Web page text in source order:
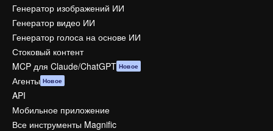
Генератор изображений ИИ
Генератор видео ИИ
Генератор голоса на основе ИИ
Стоковый контент
MCP для Claude/ChatGPT Новое
Агенты Новое
API
Мобильное приложение
Все инструменты Magnific